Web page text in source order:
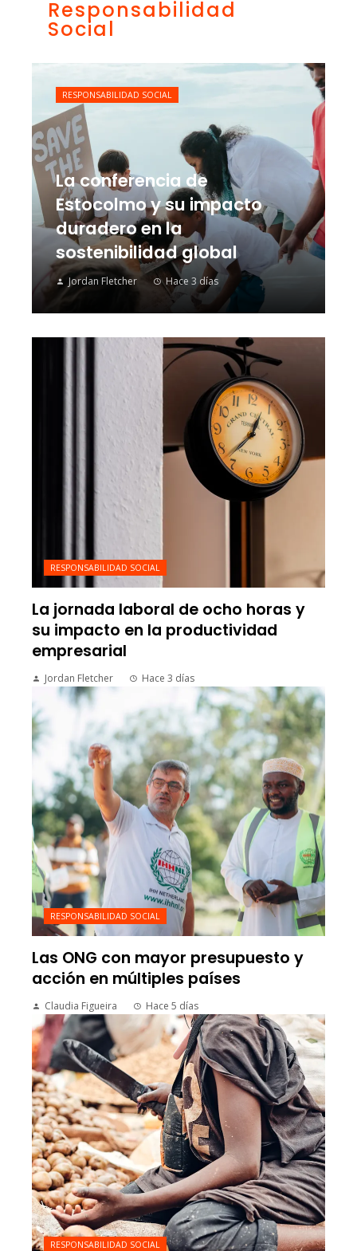
Responsabilidad
Social
La conferencia de
Estocolmo y su impacto
duradero en la
sostenibilidad global
Jordan Fletcher Hace 3 días
RESPONSABILIDAD SOCIAL
RESPONSABILIDAD SOCIAL
La jornada laboral de ocho horas y
su impacto en la productividad
empresarial
Jordan Fletcher Hace 3 días
RESPONSABILIDAD SOCIAL
Las ONG con mayor presupuesto y
acción en múltiples países
Claudia Figueira Hace 5 días
RESPONSABILIDAD SOCIAL